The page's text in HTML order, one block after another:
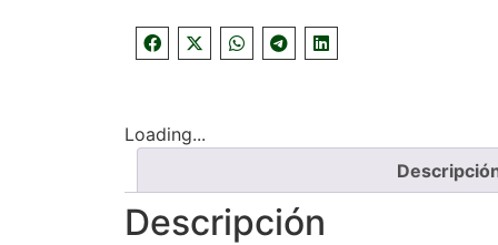
Loading...
Descripción